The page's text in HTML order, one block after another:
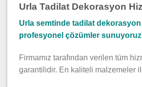
Urla Tadilat Dekorasyon
Urla semtinde tadilat dekorasyon
profesyonel çözümler
Firmamız tarafından verilen tüm
garantilidir. En kaliteli malzemeler